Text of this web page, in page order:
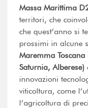
Massa Marittima
territori, che
che quest’anno si
prossimi in alcune
Maremma
Saturnia, Alberese)
innovazioni
viticoltura, come
l’agricoltura di